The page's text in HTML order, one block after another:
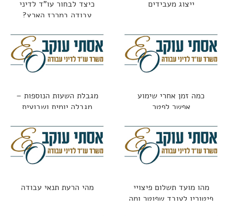
ייצוג מעבידים
כיצד לבחור עו"ד לדיני
עבודה במרכז הארץ?
כמה זמן אחרי שימוע
אפשר לפטר
מגבלת השעות הנוספות –
מגבלה יומית ושבועית
מהו מועד תשלום פיצויי
פיטורין לעובד שפוטר ומה
מהי הרעת תנאי עבודה